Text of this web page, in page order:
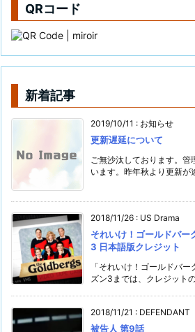
QRコード
新着記事
2019/10/11 : お知らせ
更新遅延について
ご無沙汰しております。
います。昨年秋より更新が
2018/11/26 : US Drama
それいけ！ゴールドバー
3 日本語版クレジット
「それいけ！ゴールドバ
ズン3までは、クレジット
2018/11/21 : DEFENDANT
被告人 第9話